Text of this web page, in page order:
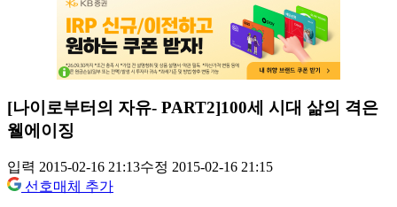
[나이로부터의 자유- PART2]100세 시대 삶의 격은
웰에이징
입력 2015-02-16 21:13수정 2015-02-16 21:15
선호매체 추가